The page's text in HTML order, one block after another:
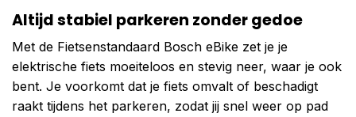
Altijd stabiel parkeren zonder gedoe
Met de Fietsenstandaard Bosch eBike zet je je
elektrische fiets moeiteloos en stevig neer, waar je ook
bent. Je voorkomt dat je fiets omvalt of beschadigt
raakt tijdens het parkeren, zodat jij snel weer op pad